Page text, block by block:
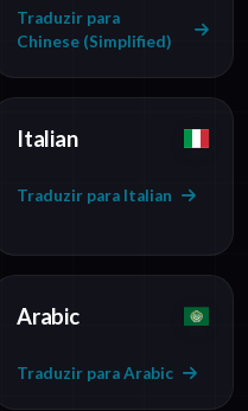
Traduzir para
Chinese (Simplified)
Italian
Traduzir para Italian
Arabic
Traduzir para Arabic